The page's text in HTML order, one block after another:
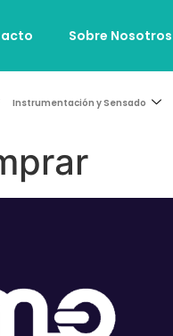
Sobre Nosotros
Instrumentación y Sensado